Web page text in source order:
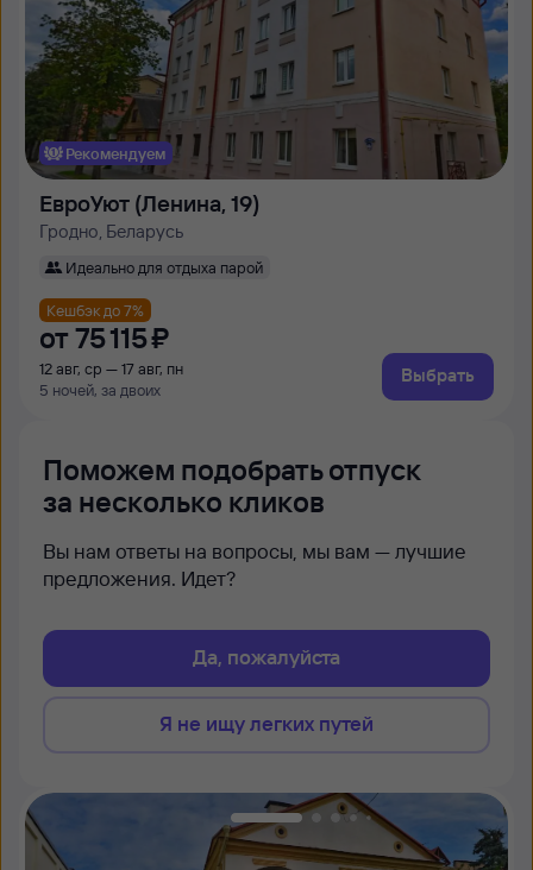
Рекомендуем
ЕвроУют (Ленина, 19)
Гродно, Беларусь
Идеально для отдыха парой
Кешбэк до 7%
от 75 ⁠115 ⁠₽
12 авг, ср — 17 авг, пн
5 ночей, за двоих
Выбрать
Поможем подобрать отпуск
за несколько кликов
Вы нам ответы на вопросы, мы вам — лучшие
предложения. Идет?
Да, пожалуйста
Я не ищу легких путей